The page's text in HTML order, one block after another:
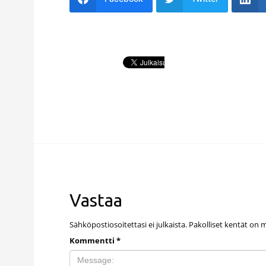
Vastaa
Sähköpostiosoitettasi ei julkaista. Pakolliset kentät on
Kommentti *